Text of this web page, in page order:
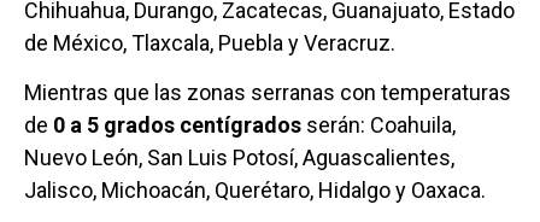
Chihuahua, Durango, Zacatecas, Guanajuato, Estado
de México, Tlaxcala, Puebla y Veracruz.
Mientras que las zonas serranas con temperaturas
de 0 a 5 grados centígrados serán: Coahuila,
Nuevo León, San Luis Potosí, Aguascalientes,
Jalisco, Michoacán, Querétaro, Hidalgo y Oaxaca.